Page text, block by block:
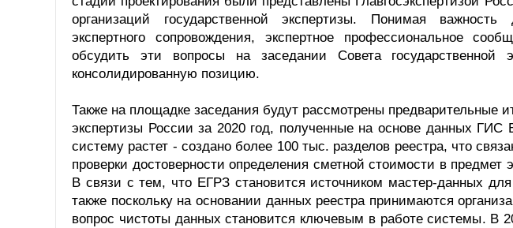
организаций государственной экспертизы. Понимая важность
экспертного сопровождения, экспертное профессиональное
обсудить эти вопросы на заседании Совета
консолидированную позицию.
Также на площадке заседания будут рассмотрены предварительные
экспертизы России за 2020 год, полученные на основе данных
систему растет - создано более 100 тыс. разделов реестра, что
проверки достоверности определения сметной стоимости в предмет
В связи с тем, что ЕГРЗ становится источником мастер-данных
также поскольку на основании данных реестра принимаются
вопрос чистоты данных становится ключевым в работе системы. В